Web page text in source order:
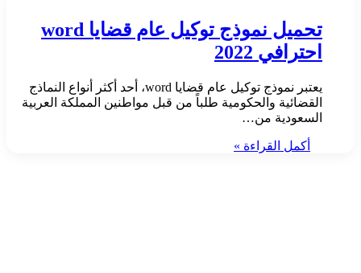
تحميل نموذج توكيل عام قضايا word
احترافي 2022
يعتبر نموذج توكيل عام قضايا word، أحد أكثر أنواع النماذج
القضائية والحكومية طلباً من قبل مواطنين المملكة العربية
السعودية من…
أكمل القراءة »